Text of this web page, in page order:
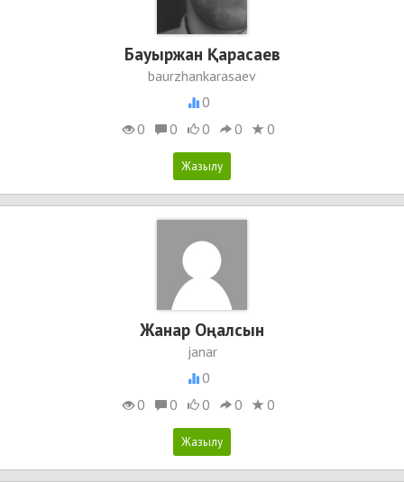
Бауыржан Қарасаев
baurzhankarasaev
0
0
0 0 0 0
Жанар Оңалсын
janar
0
0
0 0 0 0